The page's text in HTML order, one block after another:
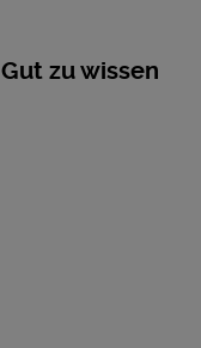
Gut zu wissen